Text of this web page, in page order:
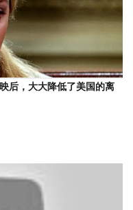
后，大大降低了美国的离